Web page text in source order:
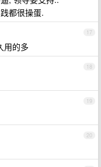
都很操蛋.
17
用的多
18
19
20